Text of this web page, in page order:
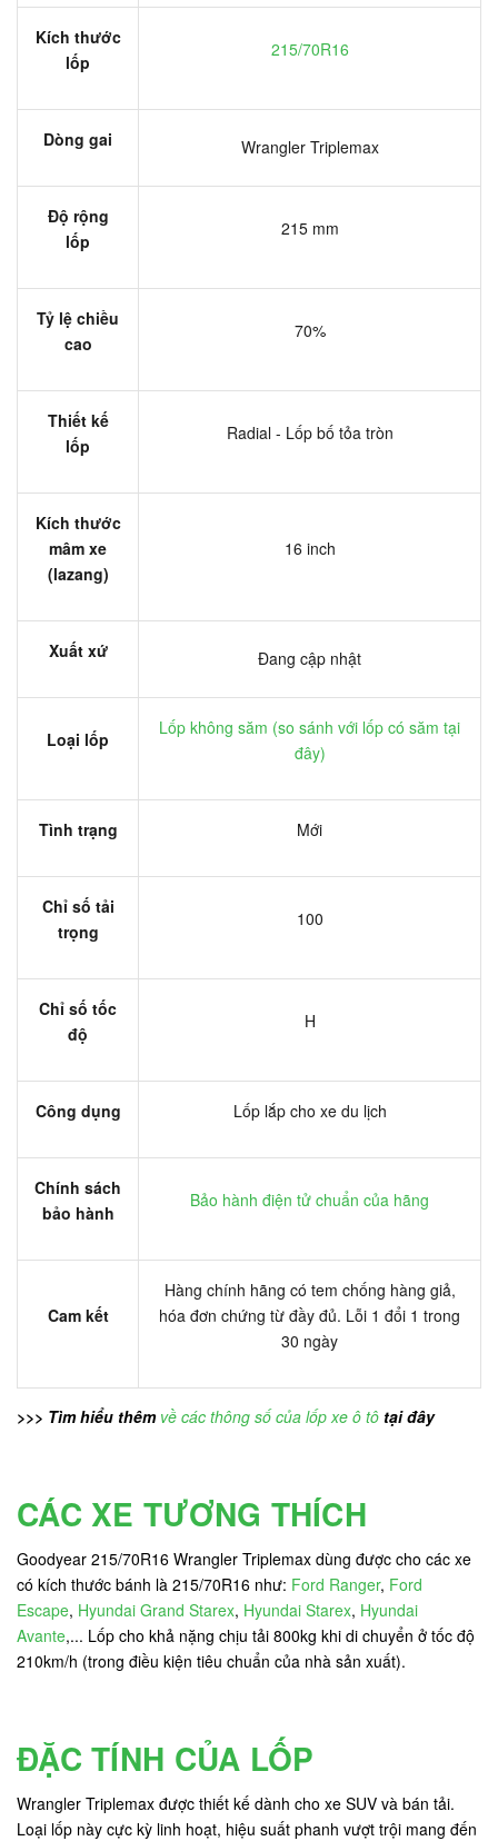
Kích thước
lốp
215/70R16
Dòng gai Wrangler Triplemax
Độ rộng
lốp
215 mm
Tỷ lệ chiều
cao
70%
Thiết kế
lốp
Radial - Lốp bố tỏa tròn
Kích thước
mâm xe
(lazang)
16 inch
Xuất xứ Đang cập nhật
Loại lốp
Lốp không săm (so sánh với lốp có săm tại
đây)
Tình trạng Mới
Chỉ số tải
trọng
100
Chỉ số tốc
độ
H
Công dụng Lốp lắp cho xe du lịch
Chính sách
bảo hành
Bảo hành điện tử chuẩn của hãng
Cam kết
Hàng chính hãng có tem chống hàng giả,
hóa đơn chứng từ đầy đủ. Lỗi 1 đổi 1 trong
30 ngày
>>> Tìm hiểu thêm về các thông số của lốp xe ô tô tại đây
CÁC XE TƯƠNG THÍCH
Goodyear 215/70R16 Wrangler Triplemax dùng được cho các xe
có kích thước bánh là 215/70R16 như: Ford Ranger, Ford
Escape, Hyundai Grand Starex, Hyundai Starex, Hyundai
Avante,... Lốp cho khả nặng chịu tải 800kg khi di chuyển ở tốc độ
210km/h (trong điều kiện tiêu chuẩn của nhà sản xuất).
ĐẶC TÍNH CỦA LỐP
Wrangler Triplemax được thiết kế dành cho xe SUV và bán tải.
Loại lốp này cực kỳ linh hoạt, hiệu suất phanh vượt trội mang đến